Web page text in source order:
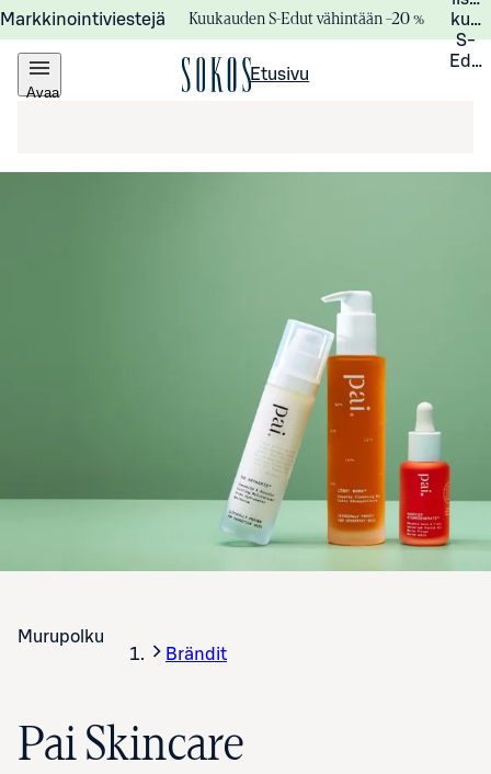
Markkinointiviestejä Kuukauden S-Edut vähintään –20 %
S-
Avaa
Etusivu
Murupolku
Brändit
Pai Skincare